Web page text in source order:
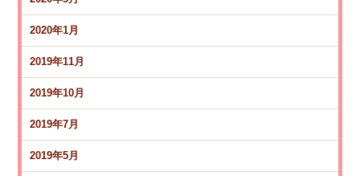
2020年1月
2019年11月
2019年10月
2019年7月
2019年5月